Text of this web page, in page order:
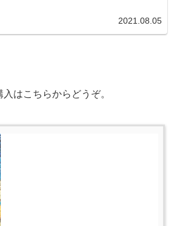
2021.08.05
はこちらからどうぞ。